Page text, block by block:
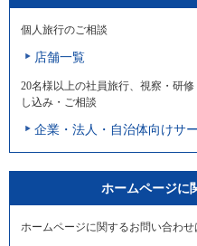
個人旅行のご相談
店舗一覧
20名様以上の社員旅行、視察・研
し込み・ご相談
企業・法人・自治体向けサ
ホームページに
ホームページに関するお問い合わせ